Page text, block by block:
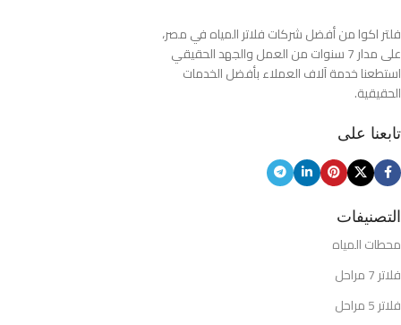
فلتر اكوا من أفضل شركات فلاتر المياه في مصر،
على مدار 7 سنوات من العمل والجهد الحقيقي
استطعنا خدمة آلاف العملاء بأفضل الخدمات
الحقيقية.
تابعنا على
التصنيفات
محطات المياه
فلاتر 7 مراحل
فلاتر 5 مراحل